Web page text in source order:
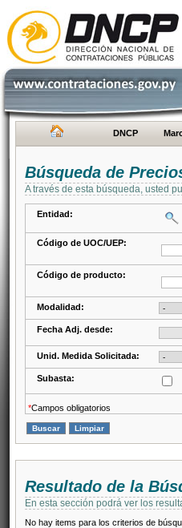
DNCP
Búsqueda de
A través de esta búsqueda, usted
Entidad:
Código de UOC/UEP:
Código de producto:
Modalidad:
Fecha Adj. desde:
Unid. Medida Solicitada:
Subasta:
*Campos obligatorios
Resultado de la
En esta sección podrá ver los
No hay items para los criterios de